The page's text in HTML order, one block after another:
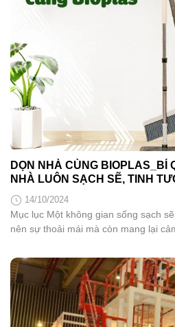
DỌN NHÀ CÙNG BIOPLAS_BÍ
NHÀ LUÔN SẠCH SẼ, TINH
14/10/2024
Mục lục Một không gian sống sạch
nên sự thoải mái mà còn mang lại
vệ sinh tối ưu với các sản phẩm chất